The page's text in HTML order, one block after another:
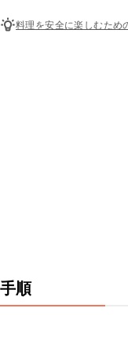
料理を安全に楽しむため
手順